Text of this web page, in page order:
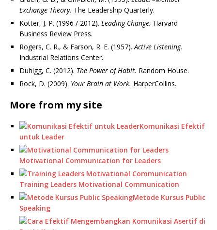
Exchange Theory. The Leadership Quarterly.
Kotter, J. P. (1996 / 2012). Leading Change. Harvard
Business Review Press.
Rogers, C. R., & Farson, R. E. (1957).Active Listening.
Industrial Relations Center.
Duhigg, C. (2012). The Power of Habit. Random House.
Rock, D. (2009). Your Brain at Work. HarperCollins.
More from my site
Komunikasi Efektif
untuk Leader
Motivational Communication for Leaders
Training Leaders Motivational Communication
Metode Kursus Public
Speaking